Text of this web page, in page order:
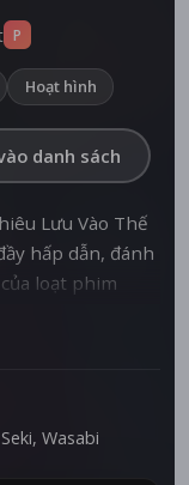
P
Hoạt hình
danh sách
Lưu Vào Thế
hấp dẫn, đánh
loạt phim
phiêu lưu lần
bạn bước vào
đầy sắc màu
quen với những
gỡ Chai, một
, Wasabi